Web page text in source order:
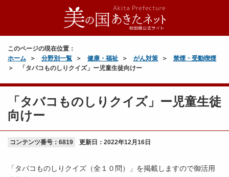
このページの現在位置：
ホーム
分野別一覧 健康・福祉 がん対策
禁煙・受動喫煙
「タバコものしりクイズ」ー児童生徒向けー
「タバコものしりクイズ」ー児童生徒
向けー
コンテンツ番号：6819 更新日： 2022年12月16日
「タバコものしりクイズ（全１０問）」を掲載しますので御活用